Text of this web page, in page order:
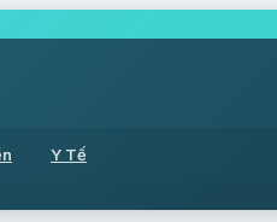
Y Tế